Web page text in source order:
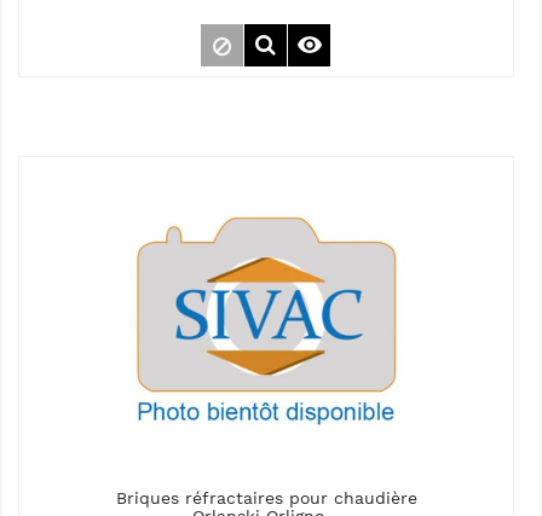

Briques réfractaires pour chaudière